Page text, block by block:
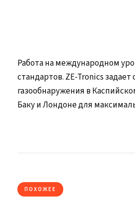
Работа на международном
стандартов. ZE-Tronics
газообнаружения в
Баку и Лондоне для
ПОХОЖЕЕ